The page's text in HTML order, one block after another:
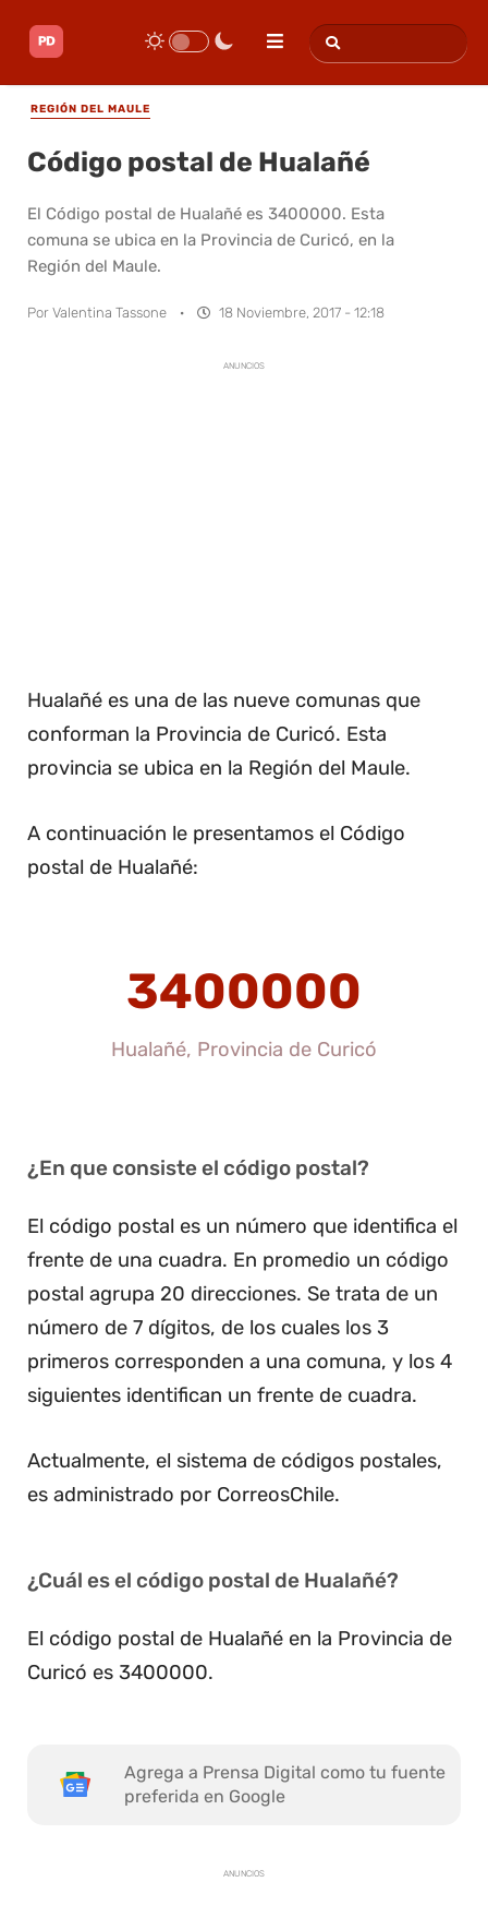
REGIÓN DEL MAULE
Código postal de Hualañé
El Código postal de Hualañé es 3400000. Esta
comuna se ubica en la Provincia de Curicó, en la
Región del Maule.
Por Valentina Tassone · 18 Noviembre, 2017 - 12:18
ANUNCIOS
Hualañé es una de las nueve comunas que
conforman la Provincia de Curicó. Esta
provincia se ubica en la Región del Maule.
A continuación le presentamos el Código
postal de Hualañé:
3400000
Hualañé, Provincia de Curicó
¿En que consiste el código postal?
El código postal es un número que identifica el
frente de una cuadra. En promedio un código
postal agrupa 20 direcciones. Se trata de un
número de 7 dígitos, de los cuales los 3
primeros corresponden a una comuna, y los 4
siguientes identifican un frente de cuadra.
Actualmente, el sistema de códigos postales,
es administrado por CorreosChile.
¿Cuál es el código postal de Hualañé?
El código postal de Hualañé en la Provincia de
Curicó es 3400000.
Agrega a Prensa Digital como tu fuente
preferida en Google
ANUNCIOS